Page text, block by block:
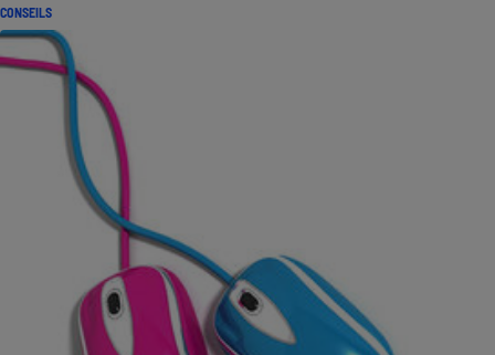
CONSEILS